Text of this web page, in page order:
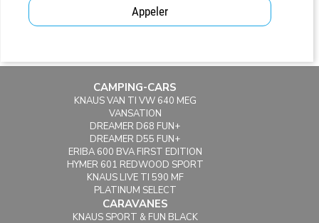
Appeler
CAMPING-CARS
KNAUS VAN TI VW 640 MEG
VANSATION
DREAMER D68 FUN+
DREAMER D55 FUN+
ERIBA 600 BVA FIRST EDITION
HYMER 601 REDWOOD SPORT
KNAUS LIVE TI 590 MF
PLATINUM SELECT
CARAVANES
KNAUS SPORT & FUN BLACK